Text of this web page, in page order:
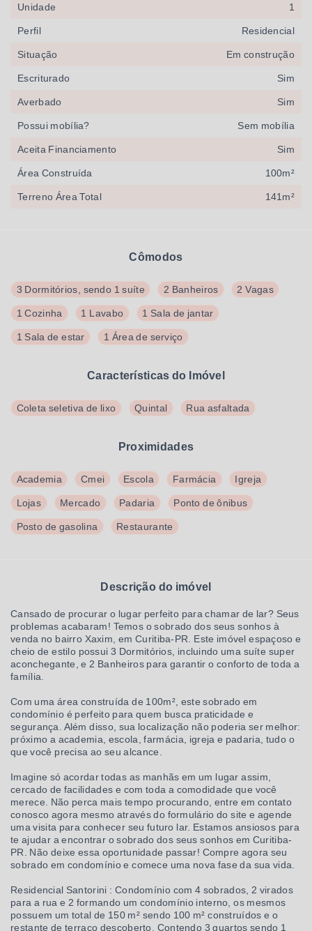
Cômodos
3 Dormitórios, sendo 1 suíte 2 Banheiros 2 Vagas
1 Cozinha 1 Lavabo 1 Sala de jantar
1 Sala de estar 1 Área de serviço
Características do Imóvel
Coleta seletiva de lixo Quintal Rua asfaltada
Proximidades
Academia Cmei Escola Farmácia Igreja
Lojas Mercado Padaria Ponto de ônibus
Posto de gasolina Restaurante
Descrição do imóvel
Cansado de procurar o lugar perfeito para chamar de lar? Seus
problemas acabaram! Temos o sobrado dos seus sonhos à
venda no bairro Xaxim, em Curitiba-PR. Este imóvel espaçoso e
cheio de estilo possui 3 Dormitórios, incluindo uma suíte super
aconchegante, e 2 Banheiros para garantir o conforto de toda a
família.
Com uma área construída de 100m², este sobrado em
condomínio é perfeito para quem busca praticidade e
segurança. Além disso, sua localização não poderia ser melhor:
próximo a academia, escola, farmácia, igreja e padaria, tudo o
que você precisa ao seu alcance.
Imagine só acordar todas as manhãs em um lugar assim,
cercado de facilidades e com toda a comodidade que você
merece. Não perca mais tempo procurando, entre em contato
conosco agora mesmo através do formulário do site e agende
uma visita para conhecer seu futuro lar. Estamos ansiosos para
te ajudar a encontrar o sobrado dos seus sonhos em Curitiba-
PR. Não deixe essa oportunidade passar! Compre agora seu
sobrado em condomínio e comece uma nova fase da sua vida.
Residencial Santorini : Condomínio com 4 sobrados, 2 virados
para a rua e 2 formando um condomínio interno, os mesmos
possuem um total de 150 m² sendo 100 m² construídos e o
restante de terraço descoberto. Contendo 3 quartos sendo 1
Unidade 1
Perfil Residencial
Situação Em construção
Escriturado Sim
Averbado Sim
Possui mobília? Sem mobília
Aceita Financiamento Sim
Área Construída 100m²
Terreno Área Total 141m²